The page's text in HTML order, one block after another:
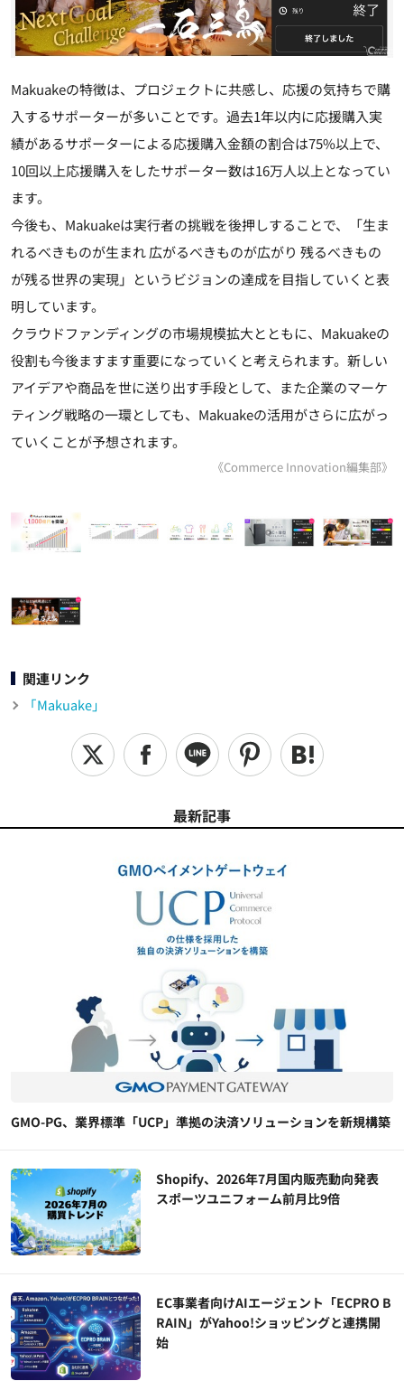
Makuakeの特徴は、プロジェクトに共感し、応援の気持ちで購
入するサポーターが多いことです。過去1年以内に応援購入実
績があるサポーターによる応援購入金額の割合は75%以上で、
10回以上応援購入をしたサポーター数は16万人以上となってい
ます。
今後も、Makuakeは実行者の挑戦を後押しすることで、「生ま
れるべきものが生まれ 広がるべきものが広がり 残るべきもの
が残る世界の実現」というビジョンの達成を目指していくと表
明しています。
クラウドファンディングの市場規模拡大とともに、Makuakeの
役割も今後ますます重要になっていくと考えられます。新しい
アイデアや商品を世に送り出す手段として、また企業のマーケ
ティング戦略の一環としても、Makuakeの活用がさらに広がっ
ていくことが予想されます。
《Commerce Innovation編集部》
関連リンク
「Makuake」
最新記事
GMO-PG、業界標準「UCP」準拠の決済ソリューションを新規構築
Shopify、2026年7月国内販売動向発表
スポーツユニフォーム前月比9倍
EC事業者向けAIエージェント「ECPRO B
RAIN」がYahoo!ショッピングと連携開
始